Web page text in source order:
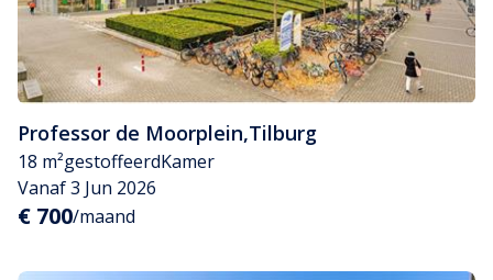
Professor de Moorplein,Tilburg
18 m²gestoffeerdKamer
Vanaf 3 Jun 2026
€ 700/maand